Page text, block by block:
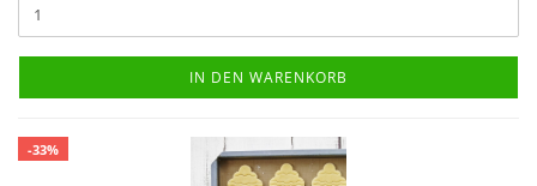
IN DEN WARENKORB
-33%